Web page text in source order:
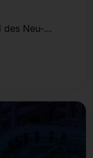
des Neu-
und